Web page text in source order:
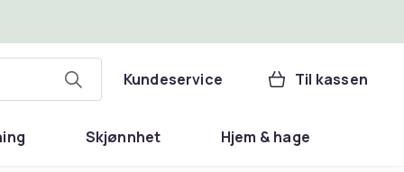
Kundeservice Til kassen
Skjønnhet Hjem & hage